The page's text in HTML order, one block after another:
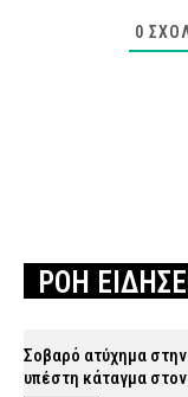
0
ΡΟΗ
Σοβαρό ατύχημα
υπέστη κάταγμα